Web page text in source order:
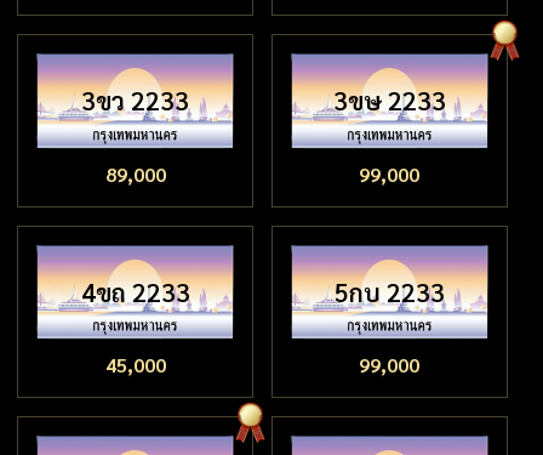
3ขว 2233
89,000
3ขษ 2233
99,000
4ขถ 2233
45,000
5กบ 2233
99,000